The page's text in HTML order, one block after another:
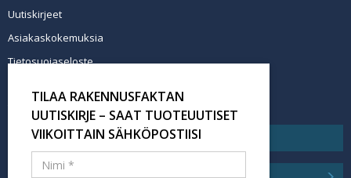
Uutiskirjeet
Asiakaskokemuksia
Tietosuojaseloste
Tilaa uutiskirje
TILAA RAKENNUSFAKTAN
UUTISKIRJE – SAAT TUOTEUUTISET
VIIKOITTAIN SÄHKÖPOSTIISI